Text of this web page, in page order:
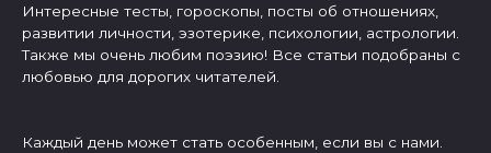
Интересные тесты, гороскопы, посты об отношениях,
развитии личности, эзотерике, психологии, астрологии.
Также мы очень любим поэзию! Все статьи подобраны с
любовью для дорогих читателей.
Каждый день может стать особенным, если вы с нами.